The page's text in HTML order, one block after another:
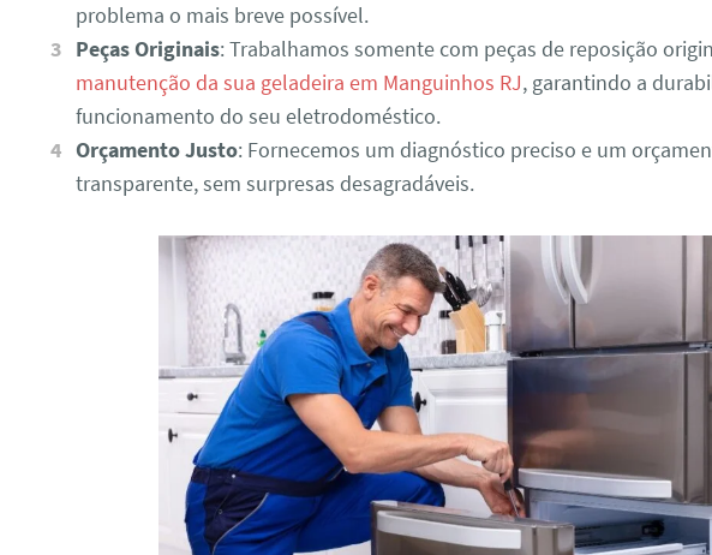
problema o mais breve possível.
Peças Originais: Trabalhamos somente com peças de reposição
manutenção da sua geladeira em Manguinhos RJ, garantindo a
funcionamento do seu eletrodoméstico.
Orçamento Justo: Fornecemos um diagnóstico preciso e um
transparente, sem surpresas desagradáveis.